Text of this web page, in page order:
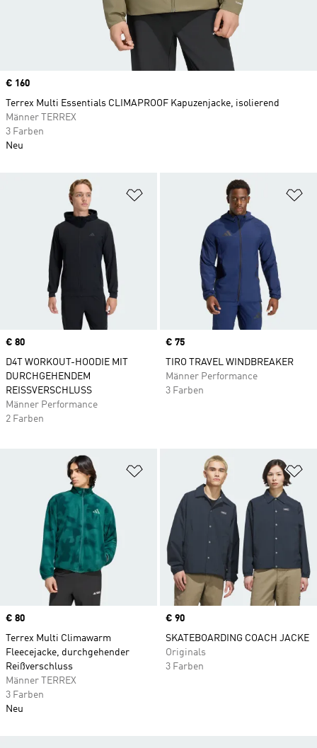
Zur Wunschliste hinzufügen
Price
€ 80
D4T WORKOUT-HOODIE MIT
DURCHGEHENDEM
REISSVERSCHLUSS
Männer Performance
2 Farben
Price
€ 75
TIRO TRAVEL WINDBREAKER
Männer Performance
3 Farben
Zur Wunschliste hinzufügen
Price
€ 80
Terrex Multi Climawarm
Fleecejacke, durchgehender
Reißverschluss
Männer TERREX
3 Farben
Neu
Price
€ 90
SKATEBOARDING COACH JACKE
Originals
3 Farben
Price
€ 160
Terrex Multi Essentials CLIMAPROOF Kapuzenjacke, isolierend
Männer TERREX
3 Farben
Neu